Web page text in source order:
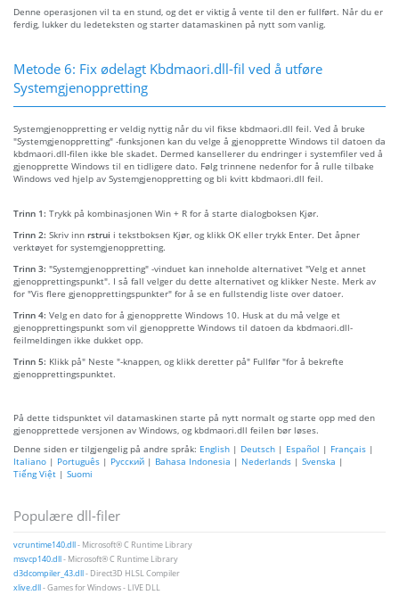
Denne operasjonen vil ta en stund, og det er viktig å vente til den er fullført. Når du er
ferdig, lukker du ledeteksten og starter datamaskinen på nytt som vanlig.
Metode 6: Fix ødelagt Kbdmaori.dll-fil ved å utføre
Systemgjenoppretting
Systemgjenoppretting er veldig nyttig når du vil fikse kbdmaori.dll feil. Ved å bruke
"Systemgjenoppretting" -funksjonen kan du velge å gjenopprette Windows til datoen da
kbdmaori.dll-filen ikke ble skadet. Dermed kansellerer du endringer i systemfiler ved å
gjenopprette Windows til en tidligere dato. Følg trinnene nedenfor for å rulle tilbake
Windows ved hjelp av Systemgjenoppretting og bli kvitt kbdmaori.dll feil.
Trinn 1: Trykk på kombinasjonen Win + R for å starte dialogboksen Kjør.
Trinn 2: Skriv inn rstrui i tekstboksen Kjør, og klikk OK eller trykk Enter. Det åpner
verktøyet for systemgjenoppretting.
Trinn 3: "Systemgjenoppretting" -vinduet kan inneholde alternativet "Velg et annet
gjenopprettingspunkt". I så fall velger du dette alternativet og klikker Neste. Merk av
for "Vis flere gjenopprettingspunkter" for å se en fullstendig liste over datoer.
Trinn 4: Velg en dato for å gjenopprette Windows 10. Husk at du må velge et
gjenopprettingspunkt som vil gjenopprette Windows til datoen da kbdmaori.dll-
feilmeldingen ikke dukket opp.
Trinn 5: Klikk på" Neste "-knappen, og klikk deretter på" Fullfør "for å bekrefte
gjenopprettingspunktet.
På dette tidspunktet vil datamaskinen starte på nytt normalt og starte opp med den
gjenopprettede versjonen av Windows, og kbdmaori.dll feilen bør løses.
Denne siden er tilgjengelig på andre språk: English | Deutsch | Español | Français |
Italiano | Português | Русский | Bahasa Indonesia | Nederlands | Svenska |
Tiếng Việt | Suomi
Populære dll-filer
vcruntime140.dll- Microsoft® C Runtime Library
msvcp140.dll- Microsoft® C Runtime Library
d3dcompiler_43.dll- Direct3D HLSL Compiler
xlive.dll- Games for Windows - LIVE DLL